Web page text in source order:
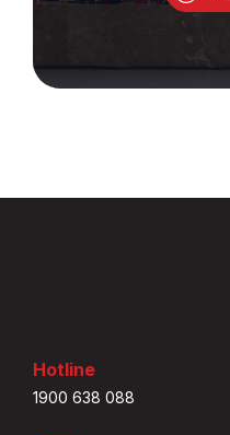
Hotline
1900 638 088